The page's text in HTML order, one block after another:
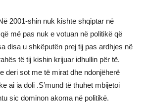
2001-shin nuk kishte shqiptar në
më pas nuk e votuan në politikë që
disa u shkëputën prej tij pas ardhjes në
të tij kishin krijuar idhullin për të.
deri sot me të mirat dhe ndonjëherë
ai ia doli .S’mund të thuhet mbijetoi
sic dominon akoma në politikë.